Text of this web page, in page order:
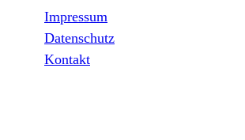
Impressum
Datenschutz
Kontakt